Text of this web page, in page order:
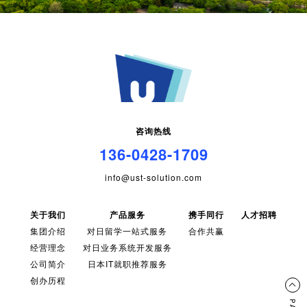
咨询热线
136-0428-1709
info@ust-solution.com
关于我们
集团介绍
经营理念
公司简介
创办历程
产品服务
对日留学一站式服务
对日业务系统开发服务
日本IT就职推荐服务
携手同行
合作共赢
人才招聘